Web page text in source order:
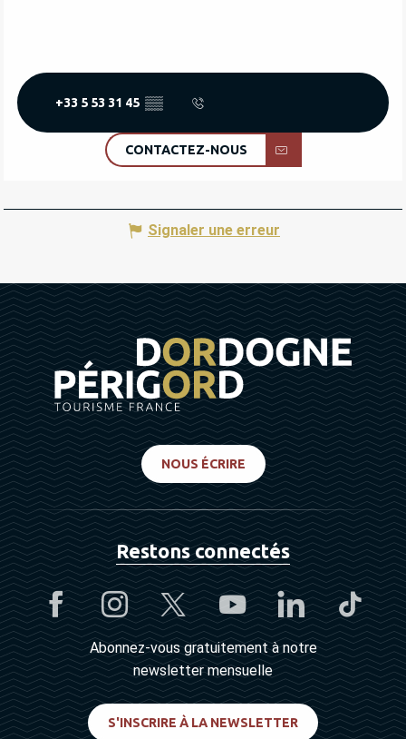
+33 5 53 31 45 ▒▒
CONTACTEZ-NOUS
Signaler une erreur
NOUS ÉCRIRE
Restons connectés
Abonnez-vous gratuitement à notre
newsletter mensuelle
S'INSCRIRE À LA NEWSLETTER